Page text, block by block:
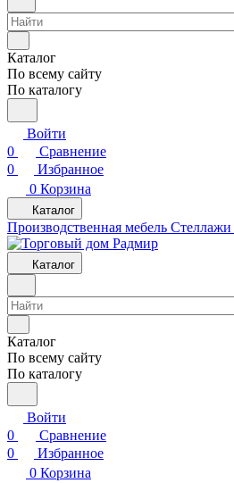
Каталог
По всему сайту
По каталогу
Войти
0
Сравнение
0
Избранное
0 Корзина
Каталог
Производственная мебель Cтеллажи
Каталог
Каталог
По всему сайту
По каталогу
Войти
0
Сравнение
0
Избранное
0 Корзина